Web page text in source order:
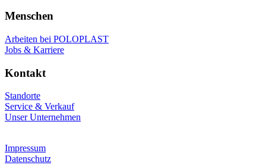
Menschen
Arbeiten bei POLOPLAST
Jobs & Karriere
Kontakt
Standorte
Service & Verkauf
Unser Unternehmen
Impressum
Datenschutz